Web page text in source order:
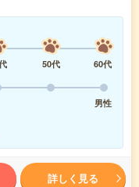
50代
60代
男性
詳しく見る